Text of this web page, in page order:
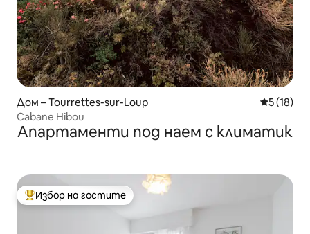
Дом – Tourrettes-sur-Loup Средна
5 (18)
Cabane Hibou
Апартаменти под наем с климатик
Най-популярен избор на гостите
Избор на гостите